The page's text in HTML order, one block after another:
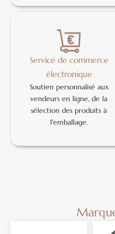
Service de commerce
électronique
Soutien personnalisé aux
vendeurs en ligne, de la
sélection des produits à
l'emballage.